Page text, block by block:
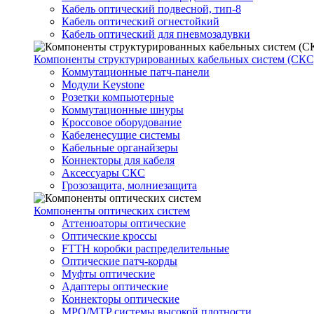
Кабель оптический подвесной, тип-8
Кабель оптический огнестойкий
Кабель оптический для пневмозадувки
Компоненты структурированных кабельных систем
Коммутационные патч-панели
Модули Keystone
Розетки компьютерные
Коммутационные шнуры
Кроссовое оборудование
Кабеленесущие системы
Кабельные органайзеры
Коннекторы для кабеля
Аксессуары СКС
Грозозащита, молниезащита
Компоненты оптических систем
Аттенюаторы оптические
Оптические кроссы
FTTH коробки распределительные
Оптические патч-корды
Муфты оптические
Адаптеры оптические
Коннекторы оптические
MPO/MTP системы высокой плотности